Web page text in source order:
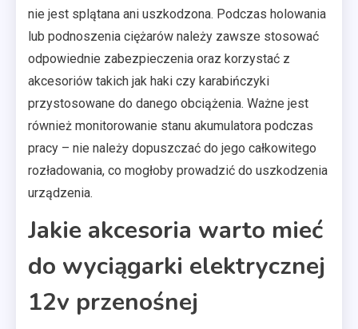
nie jest splątana ani uszkodzona. Podczas holowania
lub podnoszenia ciężarów należy zawsze stosować
odpowiednie zabezpieczenia oraz korzystać z
akcesoriów takich jak haki czy karabińczyki
przystosowane do danego obciążenia. Ważne jest
również monitorowanie stanu akumulatora podczas
pracy – nie należy dopuszczać do jego całkowitego
rozładowania, co mogłoby prowadzić do uszkodzenia
urządzenia.
Jakie akcesoria warto mieć
do wyciągarki elektrycznej
12v przenośnej